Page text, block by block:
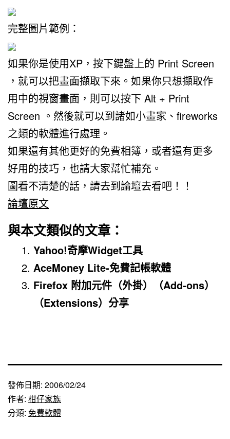
完整圖片範例：
如果你是使用XP，按下鍵盤上的 Print Screen
，就可以把畫面擷取下來。如果你只想擷取作
用中的視窗畫面，則可以按下 Alt + Print
Screen 。然後就可以到諸如小畫家、fireworks
之類的軟體進行處理。
如果還有其他更好的免費相簿，或者還有更多
好用的技巧，也請大家幫忙補充。
圖看不清楚的話，請去到論壇去看吧！！
論壇原文
與本文類似的文章：
Yahoo!奇摩Widget工具
AceMoney Lite-免費記帳軟體
Firefox 附加元件（外掛）（Add-ons）
（Extensions）分享
發佈日期: 2006/02/24
作者: 柑仔家族
分類: 免費軟體